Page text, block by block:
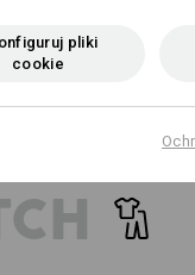
pliki
cookie